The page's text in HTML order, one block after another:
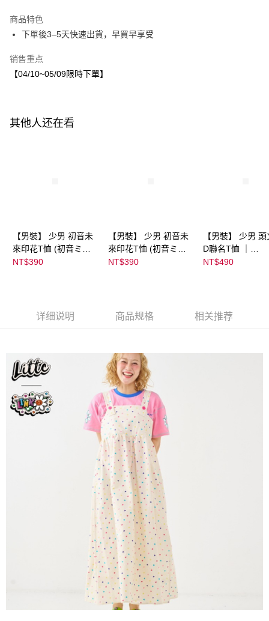
街口支付
悠遊付
每笔NT$80，满NT$1,500(含以上)免运费
商品特色
下單後3–5天快速出貨，早買早享受
销售重点
【04/10~05/09限時下單】
其他人还在看
【男裝】 少男 初音未
來印花T恤 (初音ミク)
｜
NT$390
【男裝】 少男 初音未
來印花T恤 (初音ミク)
｜
NT$390
【男裝】 少男
D聯名T恤 ｜
NT$490
详细说明 商品规格 相关推荐